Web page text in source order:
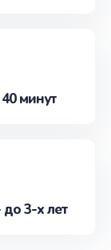
минут
до 3-х лет